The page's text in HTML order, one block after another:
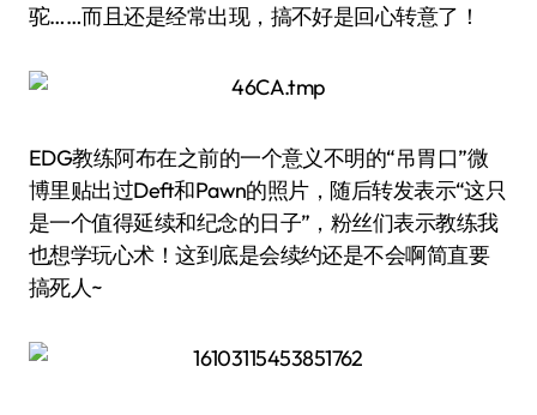
驼……而且还是经常出现，搞不好是回心转意了！
EDG教练阿布在之前的一个意义不明的“吊胃口”微
博里贴出过Deft和Pawn的照片，随后转发表示“这只
是一个值得延续和纪念的日子”，粉丝们表示教练我
也想学玩心术！这到底是会续约还是不会啊简直要
搞死人~